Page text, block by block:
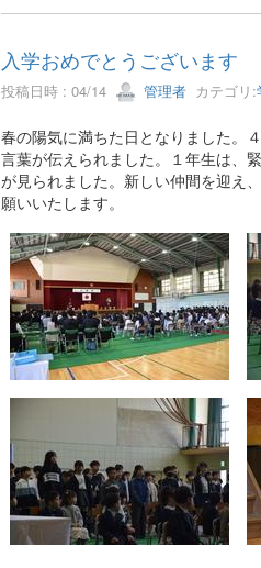
入学おめでとうございます
投稿日時 : 04/14 管理者カテゴリ:
春の陽気に満ちた日となりました。
言葉が伝えられました。１年生は、
が見られました。新しい仲間を迎え
願いいたします。